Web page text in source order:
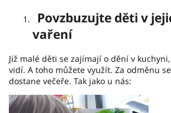
Povzbuzujte děti v
vaření
Již malé děti se zajímají o dění v
vidí. A toho můžete využít. Za odměnu
dostane večeře. Tak jako u nás: